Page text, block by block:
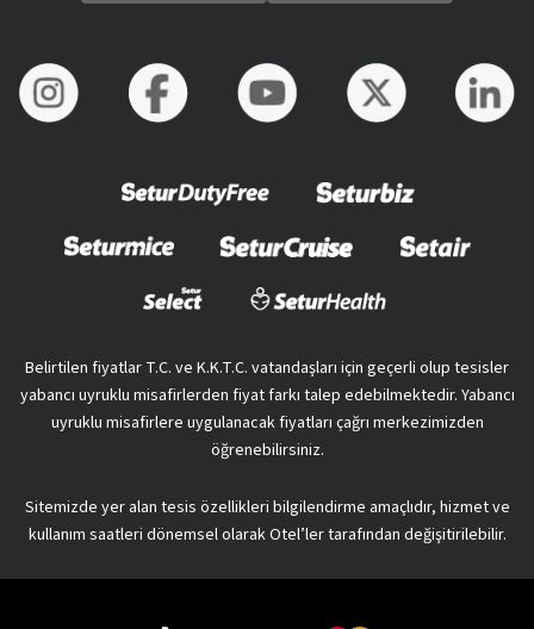
Belirtilen fiyatlar T.C. ve K.K.T.C. vatandaşları için geçerli olup tesisler
yabancı uyruklu misafirlerden fiyat farkı talep edebilmektedir. Yabancı
uyruklu misafirlere uygulanacak fiyatları çağrı merkezimizden
öğrenebilirsiniz.
Sitemizde yer alan tesis özellikleri bilgilendirme amaçlıdır, hizmet ve
kullanım saatleri dönemsel olarak Otel’ler tarafından değişitirilebilir.